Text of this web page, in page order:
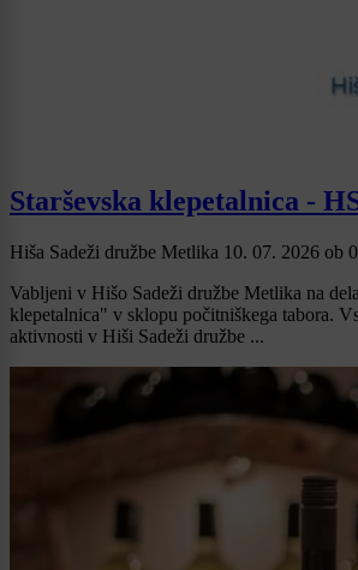
Starševska klepetalnica -
Hiša Sadeži družbe Metlika 10. 07. 2026 ob
Vabljeni v Hišo Sadeži družbe Metlika na
klepetalnica" v sklopu počitniškega tabora.
aktivnosti v Hiši Sadeži družbe ...